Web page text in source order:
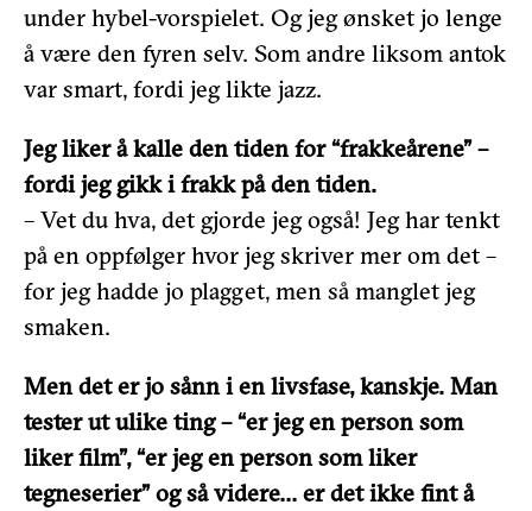
under hybel-vorspielet. Og jeg ønsket jo lenge
å være den fyren selv. Som andre liksom antok
var smart, fordi jeg likte jazz.
Jeg liker å kalle den tiden for “frakkeårene” –
fordi jeg gikk i frakk på den tiden.
– Vet du hva, det gjorde jeg også! Jeg har tenkt
på en oppfølger hvor jeg skriver mer om det –
for jeg hadde jo plagget, men så manglet jeg
smaken.
Men det er jo sånn i en livsfase, kanskje. Man
tester ut ulike ting – “er jeg en person som
liker film”, “er jeg en person som liker
tegneserier” og så videre… er det ikke fint å